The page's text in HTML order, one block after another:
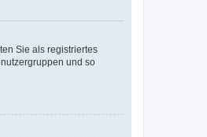
Sie als registriertes
und so